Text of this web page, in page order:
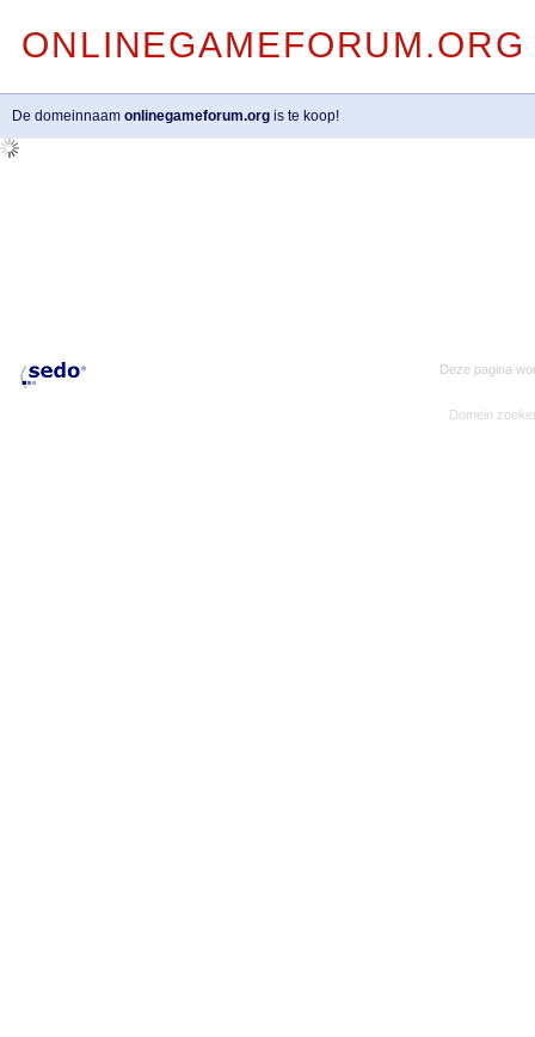
ONLINEGAMEFORUM.ORG
De domeinnaam onlinegameforum.org is te koop!
Deze pagina
Domein